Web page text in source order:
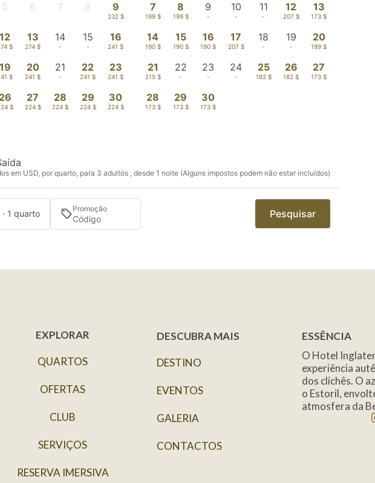
5 6 7 8 9
232 $
12
$
13
274 $
14
-
15
-
16
241 $
19
$
20
241 $
21
-
22
241 $
23
241 $
26
$
27
224 $
28
224 $
29
224 $
30
224 $
7
199 $
8
199 $
9
-
10
-
11
-
12
207 $
13
173 $
14
190 $
15
190 $
16
190 $
17
207 $
18
-
19
-
20
199 $
21
215 $
22
-
23
-
24
-
25
182 $
26
182 $
27
173 $
28
173 $
29
173 $
30
173 $
em USD, por quarto, para 3 adultos , desde 1 noite (Alguns impostos podem não estar incluídos)
1 quarto Promoção Pesquisar
EXPLORAR
QUARTOS
OFERTAS
CLUB
SERVIÇOS
RESERVA IMERSIVA
DESCUBRA MAIS
DESTINO
EVENTOS
GALERIA
CONTACTOS
ESSÊNCIA
O Hotel
experiência
dos clichês. O
o Estoril,
atmosfera da